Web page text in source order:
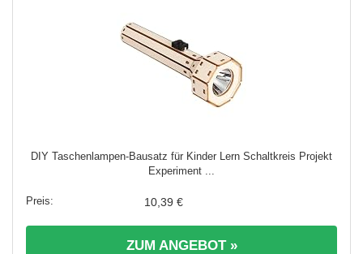
DIY Taschenlampen-Bausatz für Kinder Lern Schaltkreis Projekt
Experiment ...
10,39 €
ZUM ANGEBOT »